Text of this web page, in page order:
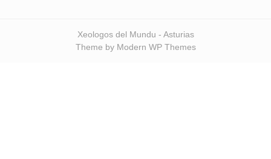
Xeologos del Mundu - Asturias
Theme by Modern WP Themes